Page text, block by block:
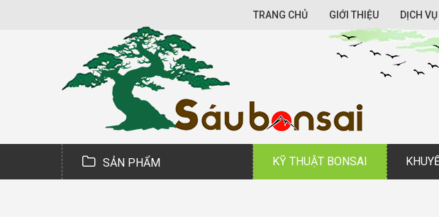
TRANG CHỦ GIỚI THIỆU DỊCH VỤ
SẢN PHẨM KỸ THUẬT BONSAI